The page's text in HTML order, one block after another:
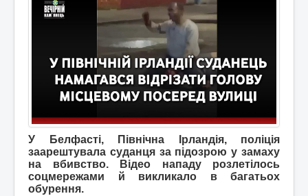
У Белфасті, Північна Ірландія, поліція
заарештувала суданця за підозрою у замаху
на вбивство. Відео нападу розлетілось
соцмережами й викликало в багатьох
обурення.